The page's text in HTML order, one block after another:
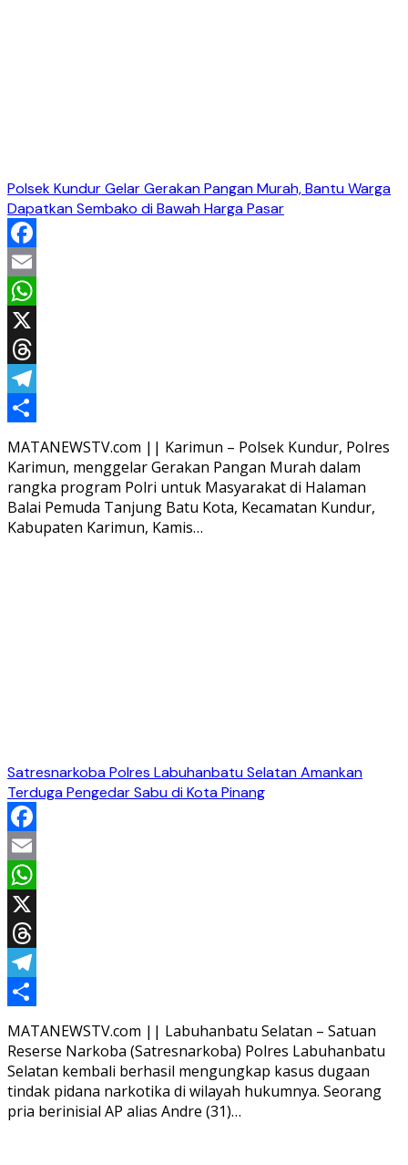
Polsek Kundur Gelar Gerakan Pangan Murah, Bantu Warga
Dapatkan Sembako di Bawah Harga Pasar
Facebook
Email
WhatsApp
X
Threads
Telegram
Share
MATANEWSTV.com || Karimun – Polsek Kundur, Polres
Karimun, menggelar Gerakan Pangan Murah dalam
rangka program Polri untuk Masyarakat di Halaman
Balai Pemuda Tanjung Batu Kota, Kecamatan Kundur,
Kabupaten Karimun, Kamis…
Satresnarkoba Polres Labuhanbatu Selatan Amankan
Terduga Pengedar Sabu di Kota Pinang
Facebook
Email
WhatsApp
X
Threads
Telegram
Share
MATANEWSTV.com || Labuhanbatu Selatan – Satuan
Reserse Narkoba (Satresnarkoba) Polres Labuhanbatu
Selatan kembali berhasil mengungkap kasus dugaan
tindak pidana narkotika di wilayah hukumnya. Seorang
pria berinisial AP alias Andre (31)…